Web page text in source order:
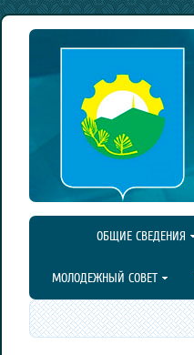
ОБЩИЕ СВЕДЕНИЯ
МОЛОДЕЖНЫЙ СОВЕТ